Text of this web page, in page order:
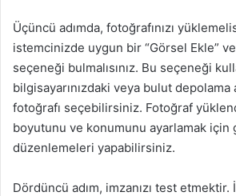
Üçüncü adımda, fotoğrafınızı
istemcinizde uygun bir “Görsel Ekle”
seçeneği bulmalısınız. Bu seçeneği
bilgisayarınızdaki veya bulut depolama
fotoğrafı seçebilirsiniz. Fotoğraf
boyutunu ve konumunu ayarlamak için
düzenlemeleri yapabilirsiniz.
Dördüncü adım, imzanızı test etmektir.